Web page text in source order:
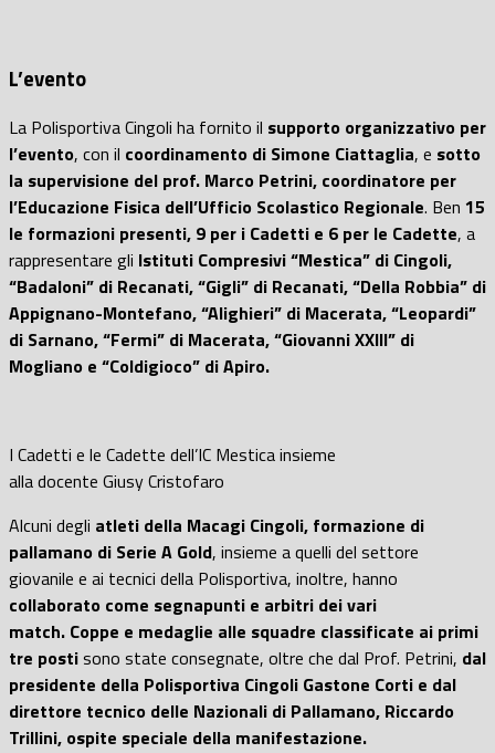
L’evento
La Polisportiva Cingoli ha fornito il supporto organizzativo per
l’evento, con il coordinamento di Simone Ciattaglia, e sotto
la supervisione del prof. Marco Petrini, coordinatore per
l’Educazione Fisica dell’Ufficio Scolastico Regionale. Ben 15
le formazioni presenti, 9 per i Cadetti e 6 per le Cadette, a
rappresentare gli Istituti Compresivi “Mestica” di Cingoli,
“Badaloni” di Recanati, “Gigli” di Recanati, “Della Robbia” di
Appignano-Montefano, “Alighieri” di Macerata, “Leopardi”
di Sarnano, “Fermi” di Macerata, “Giovanni XXIII” di
Mogliano e “Coldigioco” di Apiro.
I Cadetti e le Cadette dell’IC Mestica insieme
alla docente Giusy Cristofaro
Alcuni degli atleti della Macagi Cingoli, formazione di
pallamano di Serie A Gold, insieme a quelli del settore
giovanile e ai tecnici della Polisportiva, inoltre, hanno
collaborato come segnapunti e arbitri dei vari
match. Coppe e medaglie alle squadre classificate ai primi
tre postisono state consegnate, oltre che dal Prof. Petrini, dal
presidente della Polisportiva Cingoli Gastone Corti e dal
direttore tecnico delle Nazionali di Pallamano, Riccardo
Trillini, ospite speciale della manifestazione.